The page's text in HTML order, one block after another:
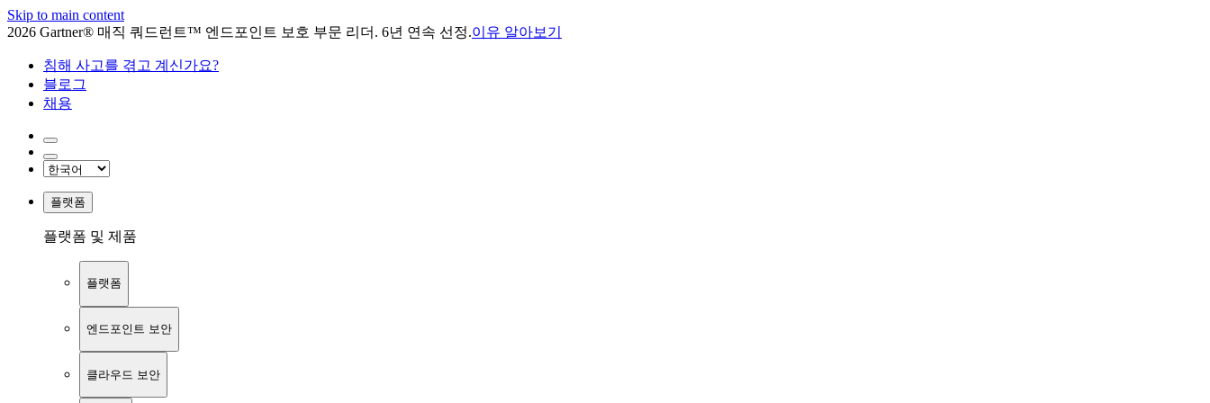
Skip to main content
2026 Gartner® 매직 쿼드런트™ 엔드포인트 보호 부문 리더. 6년 연속 선정.이유 알아보기
침해 사고를 겪고 계신가요?
블로그
채용
플랫폼
플랫폼 및 제품
플랫폼
엔드포인트 보안
클라우드 보안